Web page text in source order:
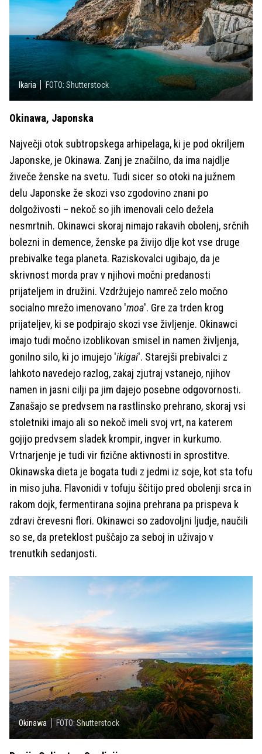
Ikaria FOTO: Shutterstock
Okinawa, Japonska
Največji otok subtropskega arhipelaga, ki je pod okriljem
Japonske, je Okinawa. Zanj je značilno, da ima najdlje
živeče ženske na svetu. Tudi sicer so otoki na južnem
delu Japonske že skozi vso zgodovino znani po
dolgoživosti – nekoč so jih imenovali celo dežela
nesmrtnih. Okinawci skoraj nimajo rakavih obolenj, srčnih
bolezni in demence, ženske pa živijo dlje kot vse druge
prebivalke tega planeta. Raziskovalci ugibajo, da je
skrivnost morda prav v njihovi močni predanosti
prijateljem in družini. Vzdržujejo namreč zelo močno
socialno mrežo imenovano 'moa'. Gre za trden krog
prijateljev, ki se podpirajo skozi vse življenje. Okinawci
imajo tudi močno izoblikovan smisel in namen življenja,
gonilno silo, ki jo imujejo 'ikigai'. Starejši prebivalci z
lahkoto navedejo razlog, zakaj zjutraj vstanejo, njihov
namen in jasni cilji pa jim dajejo posebne odgovornosti.
Zanašajo se predvsem na rastlinsko prehrano, skoraj vsi
stoletniki imajo ali so nekoč imeli svoj vrt, na katerem
gojijo predvsem sladek krompir, ingver in kurkumo.
Vrtnarjenje je tudi vir fizične aktivnosti in sprostitve.
Okinawska dieta je bogata tudi z jedmi iz soje, kot sta tofu
in miso juha. Flavonidi v tofuju ščitijo pred obolenji srca in
rakom dojk, fermentirana sojina prehrana pa prispeva k
zdravi črevesni flori. Okinawci so zadovoljni ljudje, naučili
so se, da preteklost puščajo za seboj in uživajo v
trenutkih sedanjosti.
Okinawa FOTO: Shutterstock